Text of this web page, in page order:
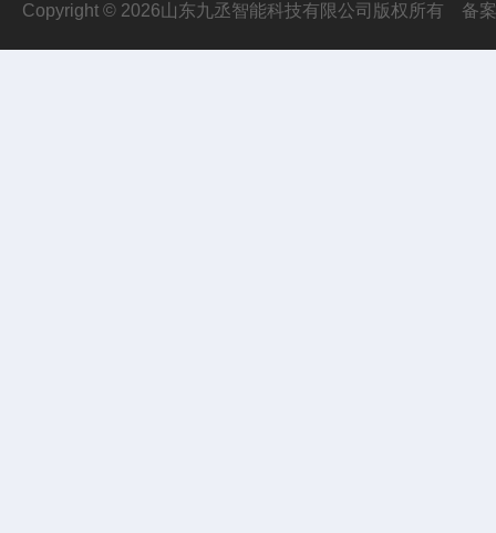
Copyright © 2026山东九丞智能科技有限公司版权所有 备